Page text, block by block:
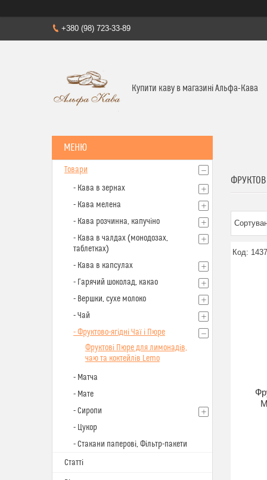
+380 (98) 723-33-89
Купити каву в магазині Альфа-Кава
Товари
- Кава в зернах
- Кава мелена
- Кава розчинна, капучіно
- Кава в чалдах (монодозах,
таблетках)
- Кава в капсулах
- Гарячий шоколад, какао
- Вершки, сухе молоко
- Чай
- Фруктово-ягідні Чаї і Пюре
Фруктові Пюре для лимонадів,
чаю та коктейлів Lemo
- Матча
- Мате
- Сиропи
- Цукор
- Стакани паперові, Фільтр-пакети
Статті